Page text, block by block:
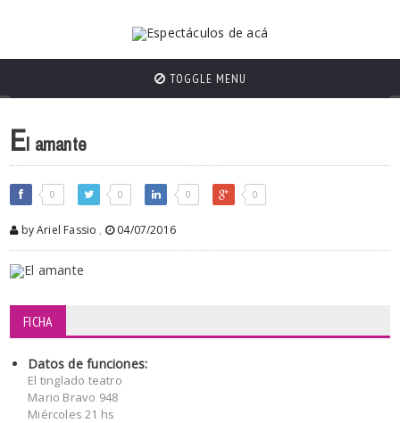
TOGGLE MENU
El amante
0 0 0 0
by Ariel Fassio , 04/07/2016
FICHA
Datos de funciones:
El tinglado teatro
Mario Bravo 948
Miércoles 21 hs